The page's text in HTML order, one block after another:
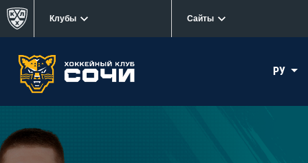
Клубы Сайты
РУ